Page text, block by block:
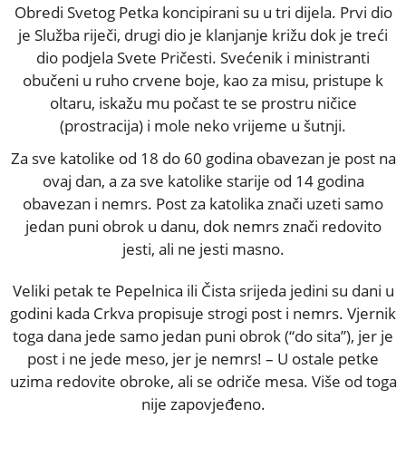
Obredi Svetog Petka koncipirani su u tri dijela. Prvi dio
je Služba riječi, drugi dio je klanjanje križu dok je treći
dio podjela Svete Pričesti. Svećenik i ministranti
obučeni u ruho crvene boje, kao za misu, pristupe k
oltaru, iskažu mu počast te se prostru ničice
(prostracija) i mole neko vrijeme u šutnji.
Za sve katolike od 18 do 60 godina obavezan je post na
ovaj dan, a za sve katolike starije od 14 godina
obavezan i nemrs. Post za katolika znači uzeti samo
jedan puni obrok u danu, dok nemrs znači redovito
jesti, ali ne jesti masno.
Veliki petak te Pepelnica ili Čista srijeda jedini su dani u
godini kada Crkva propisuje strogi post i nemrs. Vjernik
toga dana jede samo jedan puni obrok (“do sita”), jer je
post i ne jede meso, jer je nemrs! – U ostale petke
uzima redovite obroke, ali se odriče mesa. Više od toga
nije zapovjeđeno.